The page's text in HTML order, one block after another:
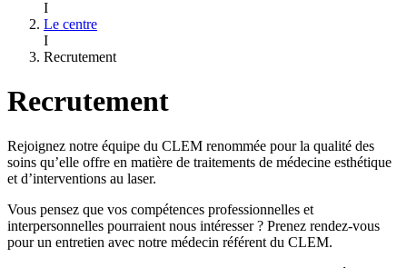
I
Le centre
I
Recrutement
Recrutement
Rejoignez notre équipe du CLEM renommée pour la qualité des
soins qu’elle offre en matière de traitements de médecine esthétique
et d’interventions au laser.
Vous pensez que vos compétences professionnelles et
interpersonnelles pourraient nous intéresser ? Prenez rendez-vous
pour un entretien avec notre médecin référent du CLEM.